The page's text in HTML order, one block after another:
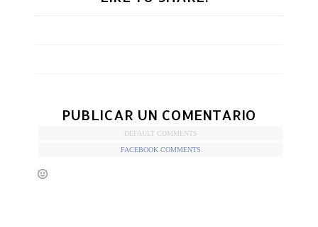
PUBLICAR UN COMENTARIO
DEFAULT COMMENTS
FACEBOOK COMMENTS